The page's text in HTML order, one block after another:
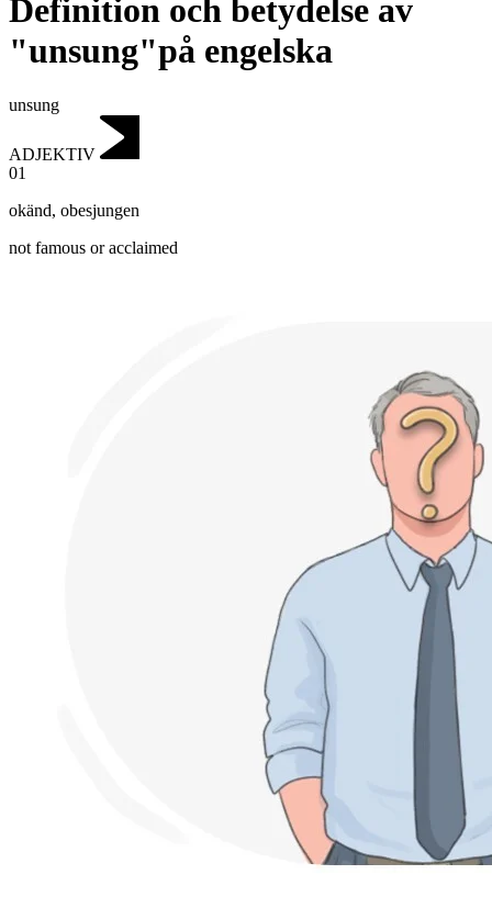
Definition och betydelse av
"unsung"på engelska
unsung
ADJEKTIV
01
okänd, obesjungen
not famous or acclaimed